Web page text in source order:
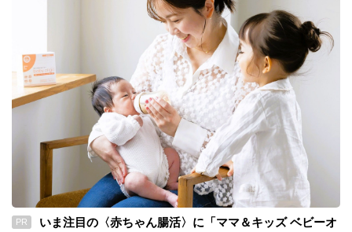
PR
いま注目の〈赤ちゃん腸活〉に「ママ＆キッズ ベビーオ